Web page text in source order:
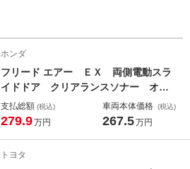
ホンダ
フリード エアー ＥＸ 両側電動スラ
イドドア クリアランスソナー オー
トクルーズコントロール レーンアシ
スト 衝突被害軽減システム オート
ター
支払総額 (税込)
279.9万円
車両本体価格 (税込)
267.5万円
トヨタ